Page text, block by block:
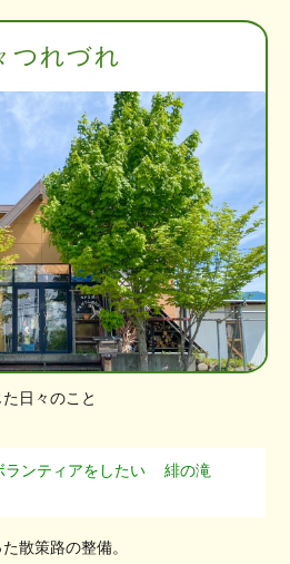
つれづれ
日々のこと
ランティアをしたい
緋の滝
散策路の整備。